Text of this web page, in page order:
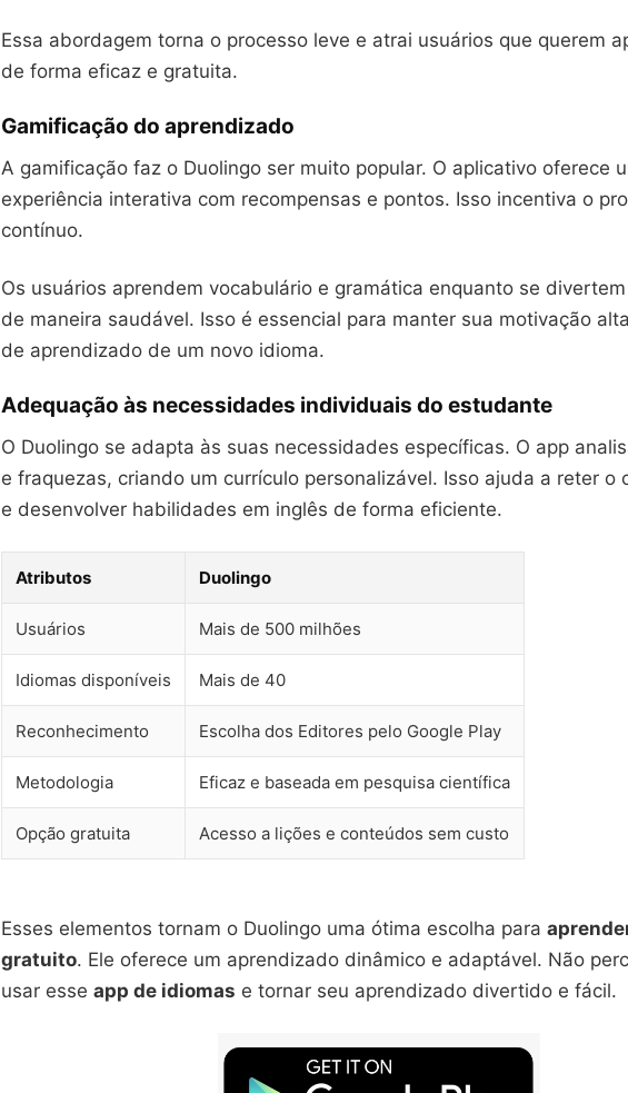
Essa abordagem torna o processo leve e atrai usuários que querem
de forma eficaz e gratuita.
Gamificação do aprendizado
A gamificação faz o Duolingo ser muito popular. O aplicativo oferece
experiência interativa com recompensas e pontos. Isso incentiva o
contínuo.
Os usuários aprendem vocabulário e gramática enquanto se
de maneira saudável. Isso é essencial para manter sua motivação
de aprendizado de um novo idioma.
Adequação às necessidades individuais do estudante
O Duolingo se adapta às suas necessidades específicas. O app
e fraquezas, criando um currículo personalizável. Isso ajuda a reter o
e desenvolver habilidades em inglês de forma eficiente.
Atributos Duolingo
Usuários Mais de 500 milhões
Idiomas disponíveis Mais de 40
Reconhecimento Escolha dos Editores pelo Google Play
Metodologia Eficaz e baseada em pesquisa científica
Opção gratuita Acesso a lições e conteúdos sem custo
Esses elementos tornam o Duolingo uma ótima escolha para
gratuito. Ele oferece um aprendizado dinâmico e adaptável. Não
usar esse app de idiomas e tornar seu aprendizado divertido e fácil.